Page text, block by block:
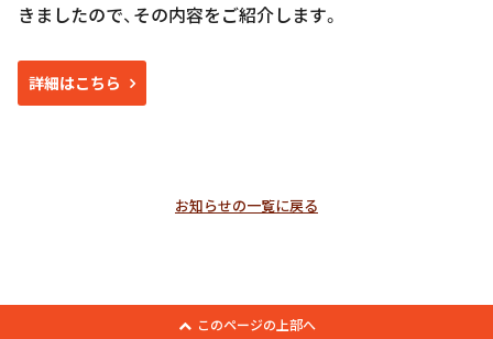
きましたので、その内容をご紹介します。
詳細はこちら
お知らせの一覧に戻る
このページの上部へ